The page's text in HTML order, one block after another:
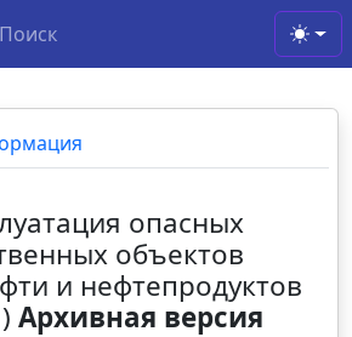
Поиск
опасных
объектов
и нефтепродуктов
Архивная версия